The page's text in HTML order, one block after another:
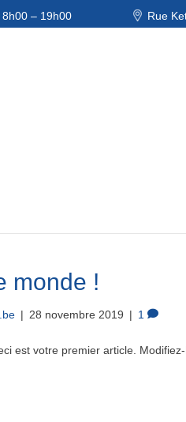
– 19h00 Rue
monde !
| 28 novembre 2019 | 1
est votre premier article.